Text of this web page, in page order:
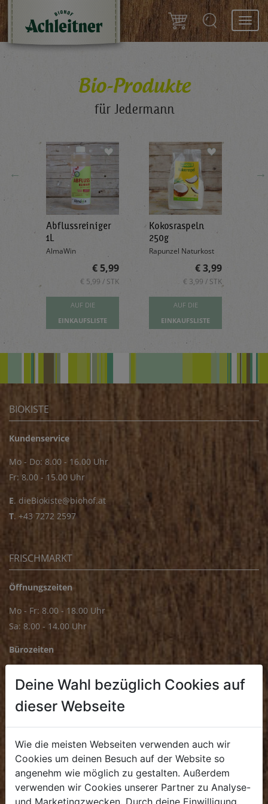
Bio-Produkte
für Jedermann
←
Abflussreiniger
1L
AlmaWin
€ 5,99
€ 5,99 / STK
AUF DIE
EINKAUFSLISTE
Kokosraspeln
250g
Rapunzel Naturkost
€ 3,99
€ 3,99 / STK
AUF DIE
EINKAUFSLISTE
→
BIOKISTE
Kundenservice
Mo - Do: 8.00 - 16.00 Uhr
Fr: 8.00 - 15.00 Uhr
E. dieBiokiste@biohof.at
T. +43 7272 2597
FRISCHMARKT
Öffnungszeiten
Mo - Fr: 8.00 - 18.00 Uhr
Sa: 8.00 - 14.00 Uhr
Bürozeiten
.+43 7272 4859 70
KULINARIUM
Deine Wahl bezüglich Cookies auf
dieser Webseite
Wie die meisten Webseiten verwenden auch wir
Cookies um deinen Besuch auf der Website so
angenehm wie möglich zu gestalten. Außerdem
verwenden wir Cookies unserer Partner zu Analyse-
und Marketingzwecken. Durch deine Einwilligung